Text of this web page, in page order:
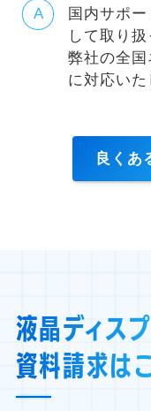
国内サポ
して取り扱
弊社の全国
に対応いた
良くあ
液晶ディス
資料請求は